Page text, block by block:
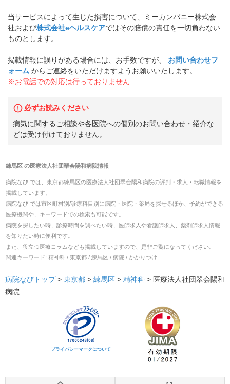
当サービスによって生じた損害について、ミーカンパニー株式会
社および株式会社eヘルスケアではその賠償の責任を一切負わない
ものとします。
掲載情報に誤りがある場合には、お手数ですが、
お問い合わせフ
ォーム からご連絡をいただけますようお願いいたします。
※お電話での対応は行っておりません
必ずお読みください
病気に関するご相談や各医院への個別のお問い合わせ・紹介な
どは受け付けておりません。
練馬区の医療法人社団翠会陽和病院情報
病院なび では、 東京都練馬区の医療法人社団翠会陽和病院の評判・求人・転職情報を
掲載しています。
病院なび では市区町村別/診療科目別に病院・医院・薬局を探せるほか、予約ができる
医療機関や、キーワードでの検索も可能です。
病院を探したい時、診療時間を調べたい時、医師求人や看護師求人、薬剤師求人情報
を知りたい時に便利です。
また、役立つ医療コラムなども掲載していますので、是非ご覧になってください。
関連キーワード: 精神科 / 東京都 / 練馬区 / 病院 / かかりつけ
病院なびトップ> 東京都 > 練馬区 > 精神科 > 医療法人社団翠会陽和
病院
プライバシーマークについて